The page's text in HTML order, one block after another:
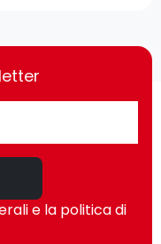
e la politica di